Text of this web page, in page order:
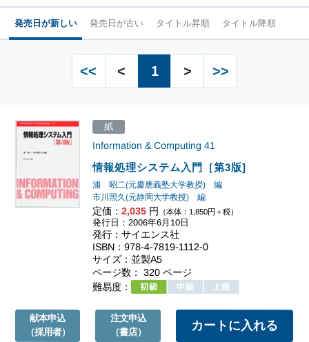
発売日が新しい 発売日が古い タイトル昇順 タイトル降順
<< < 1 > >>
情報処理システム入門［第3版]
Information & Computing 41
浦 昭二(元慶應義塾大学教授) 編
市川照久(元静岡大学教授) 編
定価：2,035 円 （本体：1,850円＋税）
紙
発行日：2006年6月10日
発行：サイエンス社
ISBN：978-4-7819-1112-0
サイズ：並製A5
ページ数： 320 ページ
難易度：
献本申込
（採用者）
注文申込
（書店）